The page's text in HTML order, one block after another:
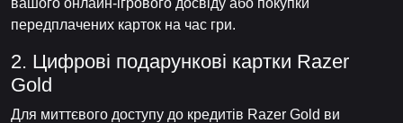
вашого онлайн-ігрового досвіду або покупки
передплачених карток на час гри.
2. Цифрові подарункові картки Razer
Gold
Для миттєвого доступу до кредитів Razer Gold ви